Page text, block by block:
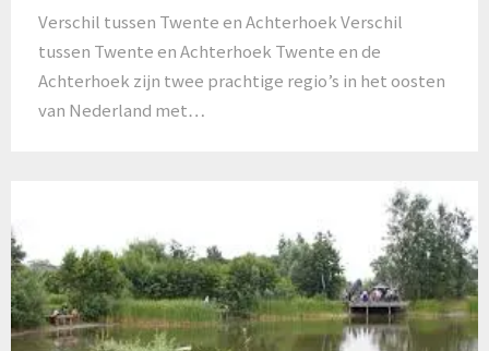
Verschil tussen Twente en Achterhoek Verschil
tussen Twente en Achterhoek Twente en de
Achterhoek zijn twee prachtige regio’s in het oosten
van Nederland met…